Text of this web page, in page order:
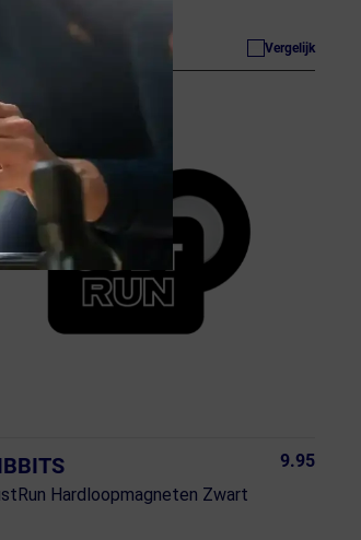
Vergelijk
Hardloopmagneten Zwart
9.95